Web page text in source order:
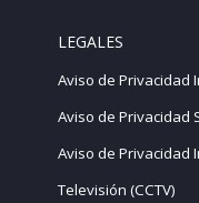
LEGALES
Aviso de Privacidad
Aviso de Privacidad
Aviso de Privacidad
Televisión (CCTV)